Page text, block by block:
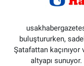
buluştururken,
Şatafattan
altyapı